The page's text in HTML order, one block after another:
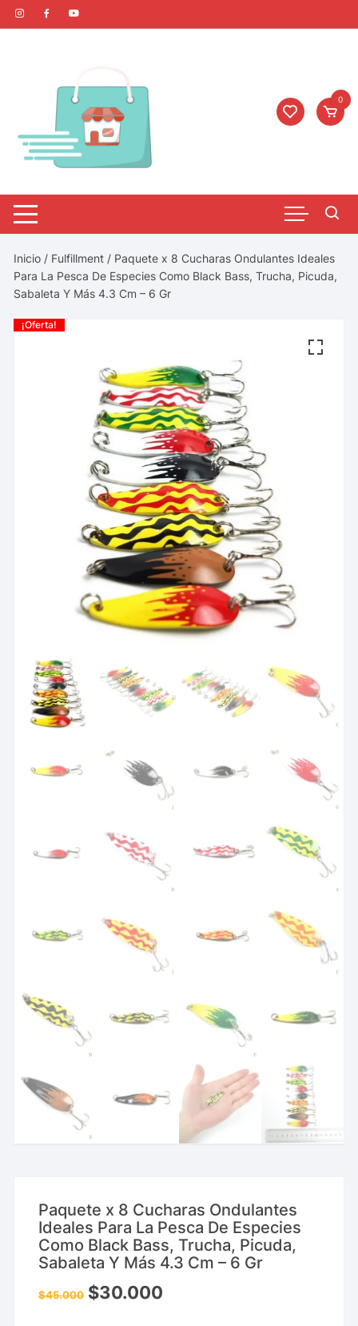
0
Inicio / Fulfillment / Paquete x 8 Cucharas Ondulantes Ideales
Para La Pesca De Especies Como Black Bass, Trucha, Picuda,
Sabaleta Y Más 4.3 Cm – 6 Gr
¡Oferta!
Paquete x 8 Cucharas Ondulantes
Ideales Para La Pesca De Especies
Como Black Bass, Trucha, Picuda,
Sabaleta Y Más 4.3 Cm – 6 Gr
$45.000 $30.000